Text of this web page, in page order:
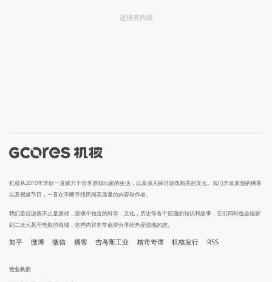
还没有内容
机核从2010年开始一直致力于分享游戏玩家的生活，以及深入探讨游戏相关的文化。我们开发原创的播客
以及视频节目，一直在不断寻找民间高质量的内容创作者。
我们坚信游戏不止是游戏，游戏中包含的科学，文化，历史等各个层面的知识和故事，它们同时也会辐射
到二次元甚至电影的领域，这些内容非常值得分享给热爱游戏的您。
知乎 微博 微信 播客 吉考斯工业 核市奇谭 机核发行 RSS
营业执照